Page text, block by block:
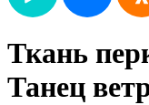
Ткань
Танец